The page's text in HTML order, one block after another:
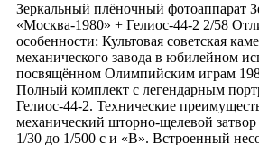
Зеркальный плёночный фотоаппарат
«Москва-1980» + Гелиос-44-2 2/58
особенности: Культовая советская
механического завода в юбилейном
посвящённом Олимпийским играм
Полный комплект с легендарным
Гелиос-44-2. Технические
механический шторно-щелевой
1/30 до 1/500 с и «В». Встроенный